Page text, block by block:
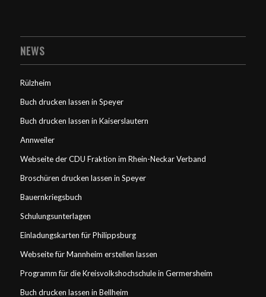
NEWS
Rülzheim
Buch drucken lassen in Speyer
Buch drucken lassen in Kaiserslautern
Annweiler
Webseite der CDU Fraktion im Rhein-Neckar Verband
Broschüren drucken lassen in Speyer
Bauernkriegsbuch
Schulungsunterlagen
Einladungskarten für Philippsburg
Webseite für Mannheim erstellen lassen
Programm für die Kreisvolkshochschule in Germersheim
Buch drucken lassen in Bellheim